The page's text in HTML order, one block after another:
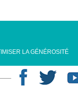
LA GÉNÉROSITÉ